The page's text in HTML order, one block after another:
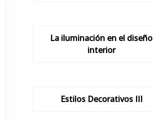
La iluminación en el diseño
interior
Estilos Decorativos III